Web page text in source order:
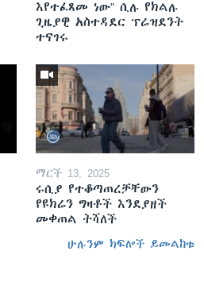
እየተፈጸመ ነው" ሲሉ የክልሉ
ጊዜያዊ አስተዳደር ፕሬዝደንት
ተናገሩ
ማርች 13, 2025
ሩሲያ የተቆጣጠረቻቸውን
የዩክሬን ግዛቶች እንደያዘች
መቀጠል ትሻለች
ሁሉንም ክፍሎች ይመልከቱ